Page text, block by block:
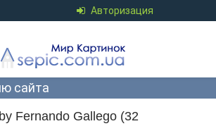
Авторизация
сайта
Fernando Gallego (32